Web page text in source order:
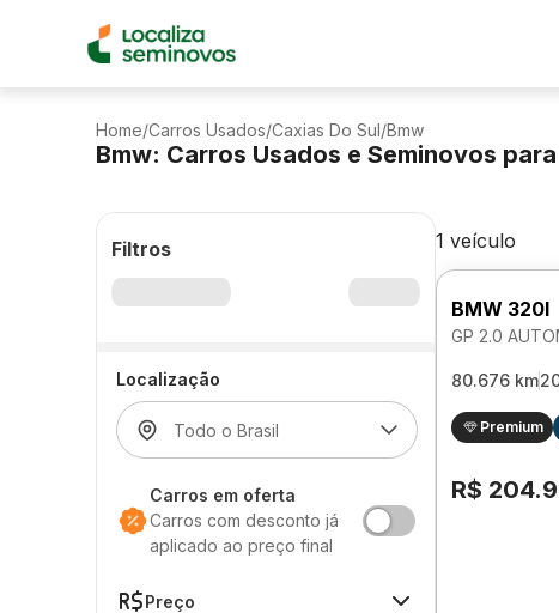
Home/Carros Usados/Caxias Do Sul/Bmw
Bmw: Carros Usados e Seminovos
Filtros
Localização
Carros em oferta
Carros com desconto já
aplicado ao preço final
Preço
1 veículo
BMW 320I
GP 2.0
80.676 km
Premium
R$